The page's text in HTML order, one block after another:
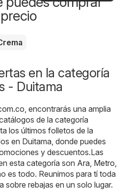
ofertas
en la categoría
- Duitama
, encontrarás una amplia
de la categoría
los últimos folletos de la
en Duitama, donde puedes
y descuentos.Las
esta categoría son Ara, Metro,
es todo. Reunimos para tí toda
sobre rebajas en un solo lugar.